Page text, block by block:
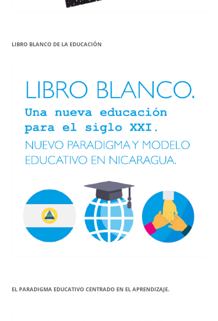
LIBRO BLANCO DE LA EDUCACIÓN
EL PARADIGMA EDUCATIVO CENTRADO EN EL APRENDIZAJE.